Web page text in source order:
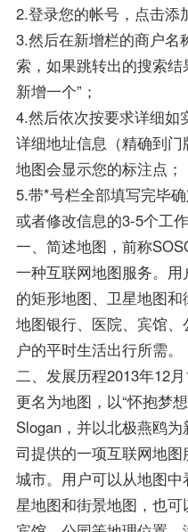
2.登录您的帐号，点击添
3.然后在新增栏的商户名
索，如果跳转出的搜索结
新增一个”；
4.然后依次按要求详细如
详细地址信息（精确到
地图会显示您的标注点；
5.带*号栏全部填写完毕
或者修改信息的3-5个工
一、简述地图，前称
一种互联网地图服务。
的矩形地图、卫星地图
地图银行、医院、宾馆
户的平时生活出行所需。
二、发展历程2013年12
更名为地图，以“怀抱梦
Slogan，并以北极燕鸥
司提供的一项互联网地
城市。用户可以从地图
星地图和街景地图，也可